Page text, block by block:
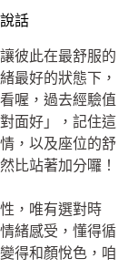
話
彼此在最舒服的
最好的狀態下，
喔，過去經驗值
面好」，記住這
，以及座位的舒
比站著加分囉！
，唯有選對時
緒感受，懂得循
得和顏悅色，咱